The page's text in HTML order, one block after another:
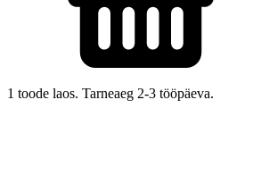
1 toode laos. Tarneaeg 2-3 tööpäeva.